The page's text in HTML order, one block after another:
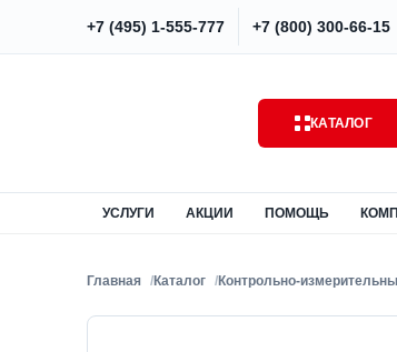
+7 (495) 1-555-777 +7 (800) 300-66-15
КАТАЛОГ
УСЛУГИ АКЦИИ ПОМОЩЬ
Главная Каталог Контрольно-